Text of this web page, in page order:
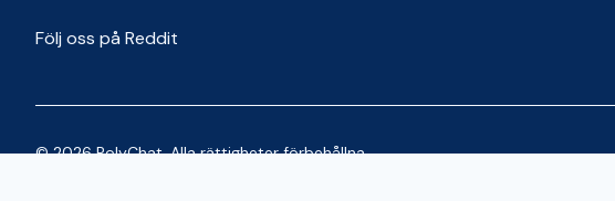
Följ oss på Reddit
© 2026 PolyChat. Alla rättigheter förbehållna.